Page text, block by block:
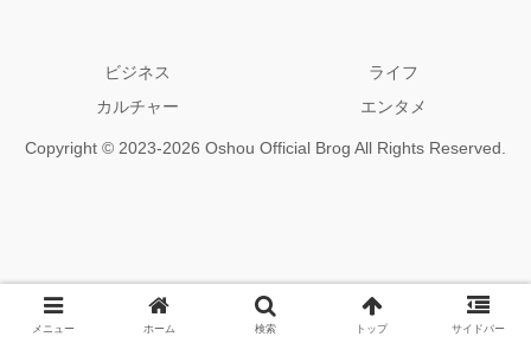
ビジネス
ライフ
カルチャー
エンタメ
Copyright © 2023-2026 Oshou Official Brog All Rights Reserved.
メニュー ホーム 検索 トップ サイドバー